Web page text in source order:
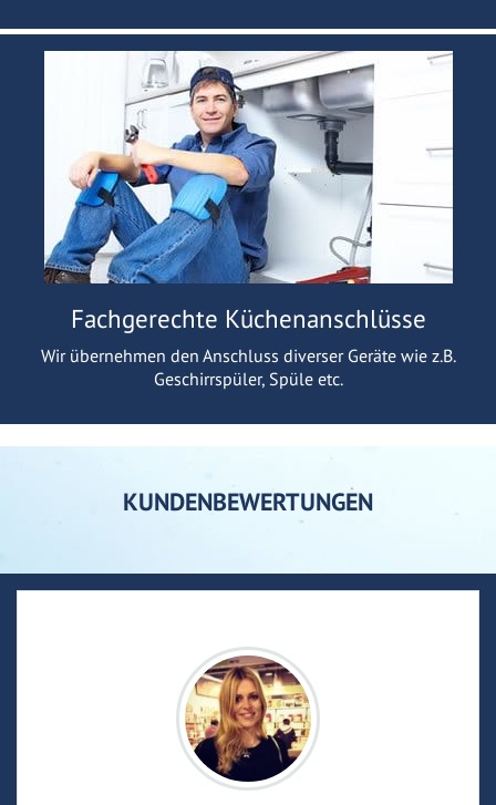
Fachgerechte Küchenanschlüsse
Wir übernehmen den Anschluss diverser Geräte wie z.B.
Geschirrspüler, Spüle etc.
KUNDENBEWERTUNGEN